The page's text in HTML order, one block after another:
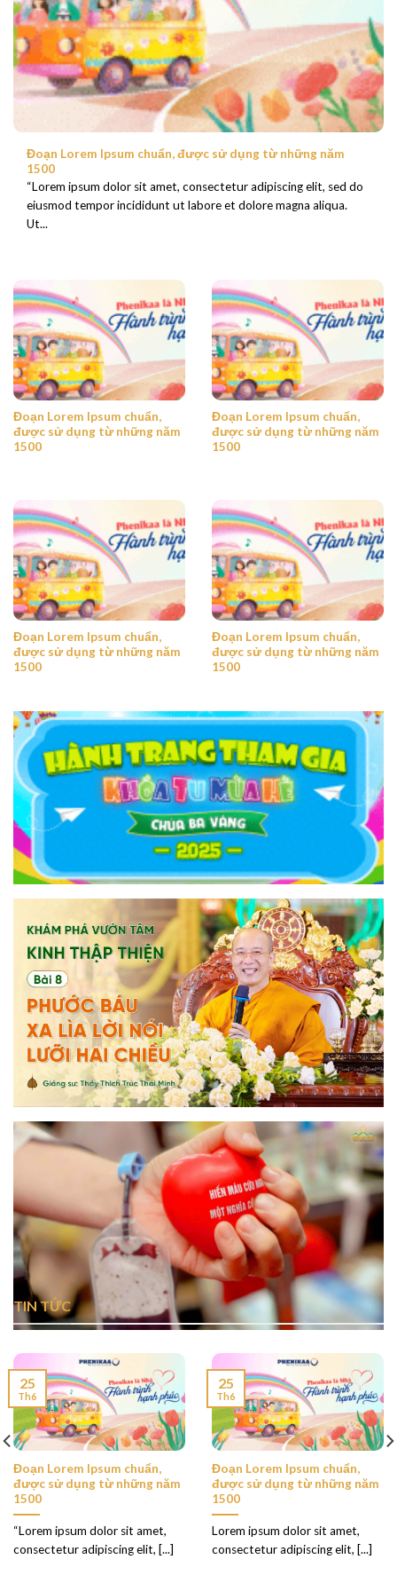
Đoạn Lorem Ipsum chuẩn, được sử dụng từ những năm
1500
“Lorem ipsum dolor sit amet, consectetur adipiscing elit, sed do
eiusmod tempor incididunt ut labore et dolore magna aliqua.
Ut...
Đoạn Lorem Ipsum chuẩn,
được sử dụng từ những năm
1500
Đoạn Lorem Ipsum chuẩn,
được sử dụng từ những năm
1500
Đoạn Lorem Ipsum chuẩn,
được sử dụng từ những năm
1500
Đoạn Lorem Ipsum chuẩn,
được sử dụng từ những năm
1500
TIN TỨC
Đoạn Lorem Ipsum chuẩn,
được sử dụng từ những năm
1500
“Lorem ipsum dolor sit amet,
consectetur adipiscing elit, [...]
25
Th6
Đoạn Lorem Ipsum chuẩn,
được sử dụng từ những năm
1500
Lorem ipsum dolor sit amet,
consectetur adipiscing elit, [...]
25
Th6